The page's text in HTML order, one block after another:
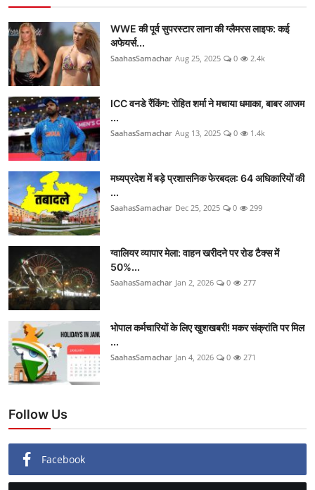
WWE की पूर्व सुपरस्टार लाना की ग्लैमरस लाइफ: कई
अफेयर्स...
SaahasSamachar Aug 25, 2025 0 2.4k
ICC वनडे रैंकिंग: रोहित शर्मा ने मचाया धमाका, बाबर आजम
...
SaahasSamachar Aug 13, 2025 0 1.4k
मध्यप्रदेश में बड़े प्रशासनिक फेरबदल: 64 अधिकारियों की
...
SaahasSamachar Dec 25, 2025 0 299
ग्वालियर व्यापार मेला: वाहन खरीदने पर रोड टैक्स में
50%...
SaahasSamachar Jan 2, 2026 0 277
भोपाल कर्मचारियों के लिए खुशखबरी! मकर संक्रांति पर मिल
...
SaahasSamachar Jan 4, 2026 0 271
Follow Us
Facebook